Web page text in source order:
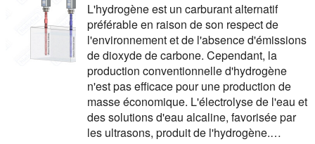
L'hydrogène est un carburant alternatif
préférable en raison de son respect de
l'environnement et de l'absence d'émissions
de dioxyde de carbone. Cependant, la
production conventionnelle d'hydrogène
n'est pas efficace pour une production de
masse économique. L'électrolyse de l'eau et
des solutions d'eau alcaline, favorisée par
les ultrasons, produit de l'hydrogène.…